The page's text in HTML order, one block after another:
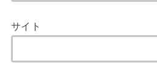
サイト